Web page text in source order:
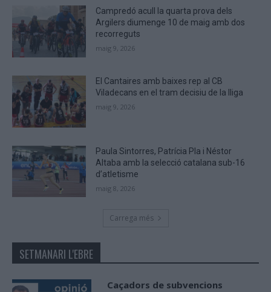
Campredó acull la quarta prova dels
Argilers diumenge 10 de maig amb dos
recorreguts
maig 9, 2026
El Cantaires amb baixes rep al CB
Viladecans en el tram decisiu de la lliga
maig 9, 2026
Paula Sintorres, Patrícia Pla i Néstor
Altaba amb la selecció catalana sub-16
d’atletisme
maig 8, 2026
Carrega més
SETMANARI L'EBRE
Caçadors de subvencions